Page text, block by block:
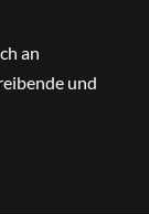
an
und